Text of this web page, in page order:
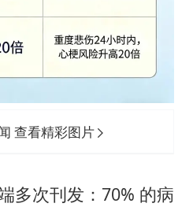
查看精彩图片
多次刊发：70% 的病